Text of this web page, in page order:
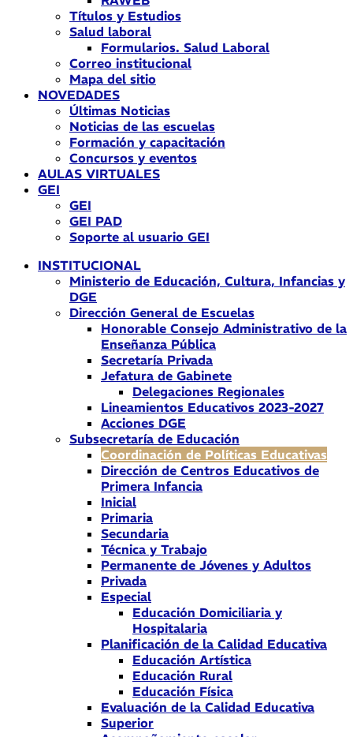
Títulos y Estudios
Salud laboral
Formularios. Salud Laboral
Correo institucional
Mapa del sitio
NOVEDADES
Últimas Noticias
Noticias de las escuelas
Formación y capacitación
Concursos y eventos
AULAS VIRTUALES
GEI
GEI
GEI PAD
Soporte al usuario GEI
INSTITUCIONAL
Ministerio de Educación, Cultura, Infancias y
DGE
Dirección General de Escuelas
Honorable Consejo Administrativo de la
Enseñanza Pública
Secretaría Privada
Jefatura de Gabinete
Delegaciones Regionales
Lineamientos Educativos 2023-2027
Acciones DGE
Subsecretaría de Educación
Coordinación de Políticas Educativas
Dirección de Centros Educativos de
Primera Infancia
Inicial
Primaria
Secundaria
Técnica y Trabajo
Permanente de Jóvenes y Adultos
Privada
Especial
Educación Domiciliaria y
Hospitalaria
Planificación de la Calidad Educativa
Educación Artística
Educación Rural
Educación Física
Evaluación de la Calidad Educativa
Superior